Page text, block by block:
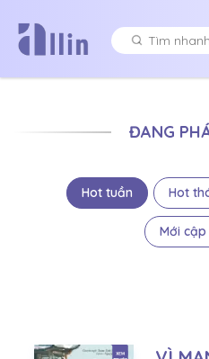
ĐANG
Hot tuần Hot
Mới